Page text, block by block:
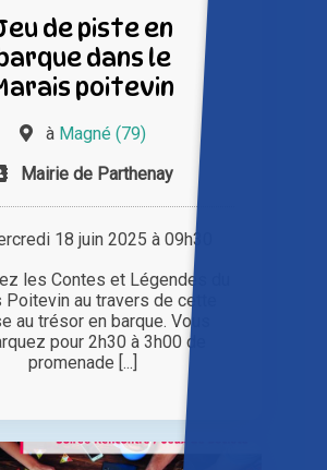
de piste en
dans le
poitevin
à Magné (79)
Mairie de Parthenay
18 juin 2025 à 09h30
les Contes et Légendes du
Poitevin au travers de cette
au trésor en barque. Vous
pour 2h30 à 3h00 de
promenade [...]